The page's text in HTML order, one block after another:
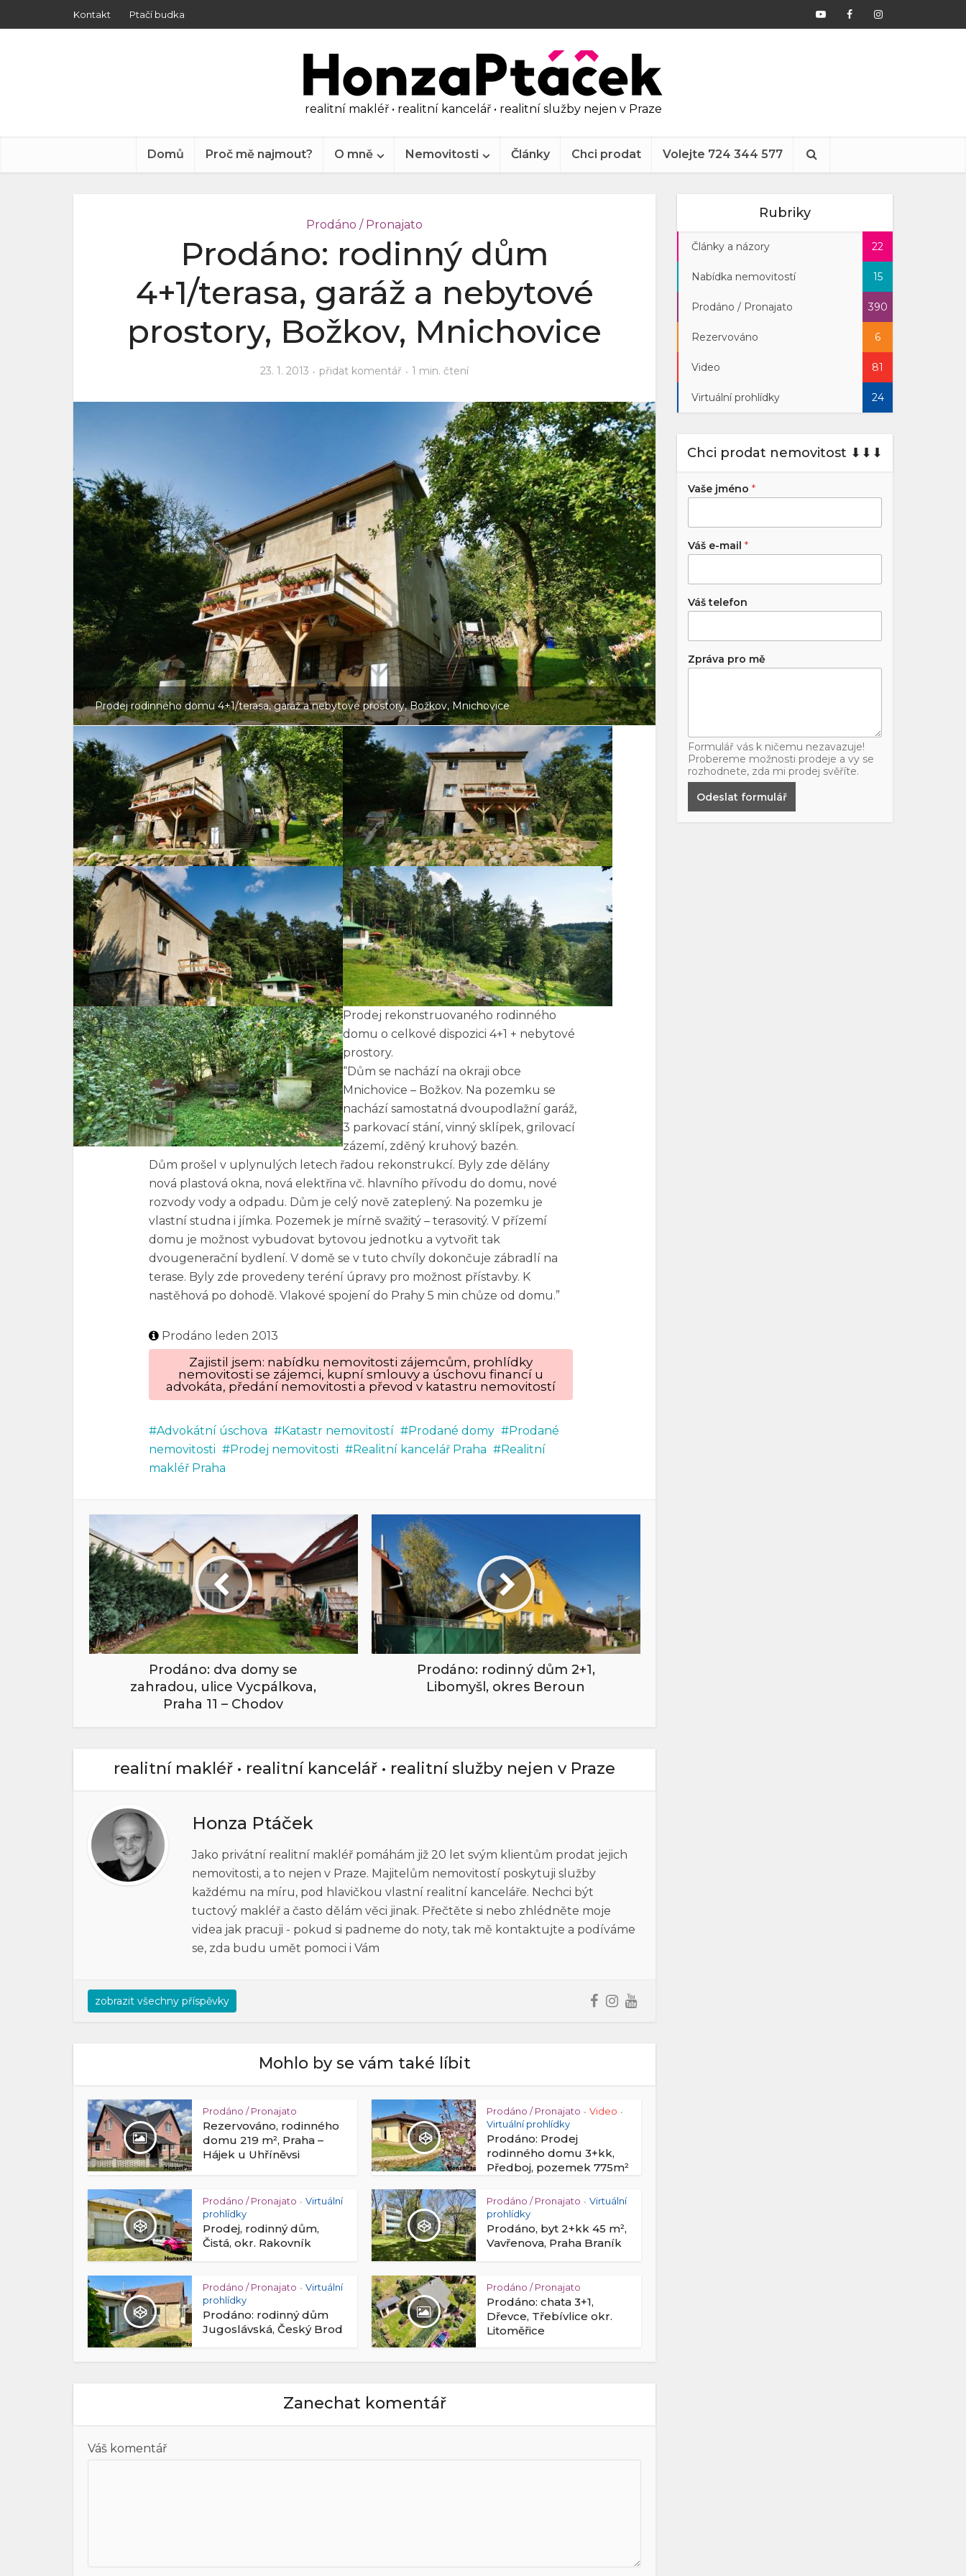
Kontakt Ptačí budka
realitní makléř • realitní kancelář • realitní služby nejen v Praze
Domů Proč mě najmout? O mně Nemovitosti Články Chci prodat Volejte 724 344 577
Prodáno / Pronajato
Prodáno: rodinný dům
4+1/terasa, garáž a nebytové
prostory, Božkov, Mnichovice
23. 1. 2013 přidat komentář 1 min. čtení
Prodej rodinného domu 4+1/terasa, garáž a nebytové prostory, Božkov, Mnichovice
Prodej rekonstruovaného rodinného
domu o celkové dispozici 4+1 + nebytové
prostory.
“Dům se nachází na okraji obce
Mnichovice – Božkov. Na pozemku se
nachází samostatná dvoupodlažní garáž,
3 parkovací stání, vinný sklípek, grilovací
zázemí, zděný kruhový bazén.
Dům prošel v uplynulých letech řadou rekonstrukcí. Byly zde dělány
nová plastová okna, nová elektřina vč. hlavního přívodu do domu, nové
rozvody vody a odpadu. Dům je celý nově zateplený. Na pozemku je
vlastní studna i jímka. Pozemek je mírně svažitý – terasovitý. V přízemí
domu je možnost vybudovat bytovou jednotku a vytvořit tak
dvougenerační bydlení. V domě se v tuto chvíly dokončuje zábradlí na
terase. Byly zde provedeny teréní úpravy pro možnost přístavby. K
nastěhová po dohodě. Vlakové spojení do Prahy 5 min chůze od domu.”
Prodáno leden 2013
Zajistil jsem: nabídku nemovitosti zájemcům, prohlídky
nemovitosti se zájemci, kupní smlouvy a úschovu financí u
advokáta, předání nemovitosti a převod v katastru nemovitostí
Advokátní úschova Katastr nemovitostí Prodané domy
Prodané
nemovitosti
Prodej nemovitosti Realitní kancelář Praha
Realitní
makléř Praha
Prodáno: dva domy se
zahradou, ulice Vycpálkova,
Praha 11 – Chodov
Prodáno: rodinný dům 2+1,
Libomyšl, okres Beroun
realitní makléř • realitní kancelář • realitní služby nejen v Praze
Honza Ptáček
Jako privátní realitní makléř pomáhám již 20 let svým klientům prodat jejich
nemovitosti, a to nejen v Praze. Majitelům nemovitostí poskytuji služby
každému na míru, pod hlavičkou vlastní realitní kanceláře. Nechci být
tuctový makléř a často dělám věci jinak. Přečtěte si nebo zhlédněte moje
videa jak pracuji - pokud si padneme do noty, tak mě kontaktujte a podíváme
se, zda budu umět pomoci i Vám
zobrazit všechny příspěvky
Mohlo by se vám také líbit
Prodáno / Pronajato
Rezervováno, rodinného
domu 219 m², Praha –
Hájek u Uhříněvsi
Prodáno / Pronajato • Video •
Virtuální prohlídky
Prodáno: Prodej
rodinného domu 3+kk,
Předboj, pozemek 775m²
Prodáno / Pronajato • Virtuální
prohlídky
Prodej, rodinný dům,
Čistá, okr. Rakovník
Prodáno / Pronajato • Virtuální
prohlídky
Prodáno, byt 2+kk 45 m²,
Vavřenova, Praha Braník
Prodáno / Pronajato • Virtuální
prohlídky
Prodáno: rodinný dům
Jugoslávská, Český Brod
Prodáno / Pronajato
Prodáno: chata 3+1,
Dřevce, Třebívlice okr.
Litoměřice
Zanechat komentář
Váš komentář
Rubriky
Články a názory 22
Nabídka nemovitostí 15
Prodáno / Pronajato 390
Rezervováno 6
Video 81
Virtuální prohlídky 24
Chci prodat nemovitost ⬇︎⬇︎⬇︎
Vaše jméno *
Váš e-mail *
Váš telefon
Zpráva pro mě
Formulář vás k ničemu nezavazuje!
Probereme možnosti prodeje a vy se
rozhodnete, zda mi prodej svěříte.
Odeslat formulář